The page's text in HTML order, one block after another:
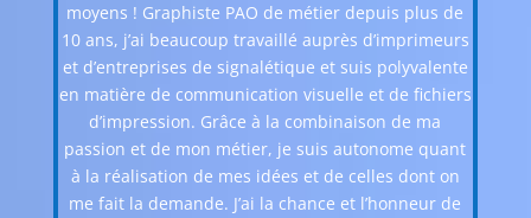
moyens ! Graphiste PAO de métier depuis plus de
10 ans, j’ai beaucoup travaillé auprès d’imprimeurs
et d’entreprises de signalétique et suis polyvalente
en matière de communication visuelle et de fichiers
d’impression. Grâce à la combinaison de ma
passion et de mon métier, je suis autonome quant
à la réalisation de mes idées et de celles dont on
me fait la demande. J’ai la chance et l’honneur de